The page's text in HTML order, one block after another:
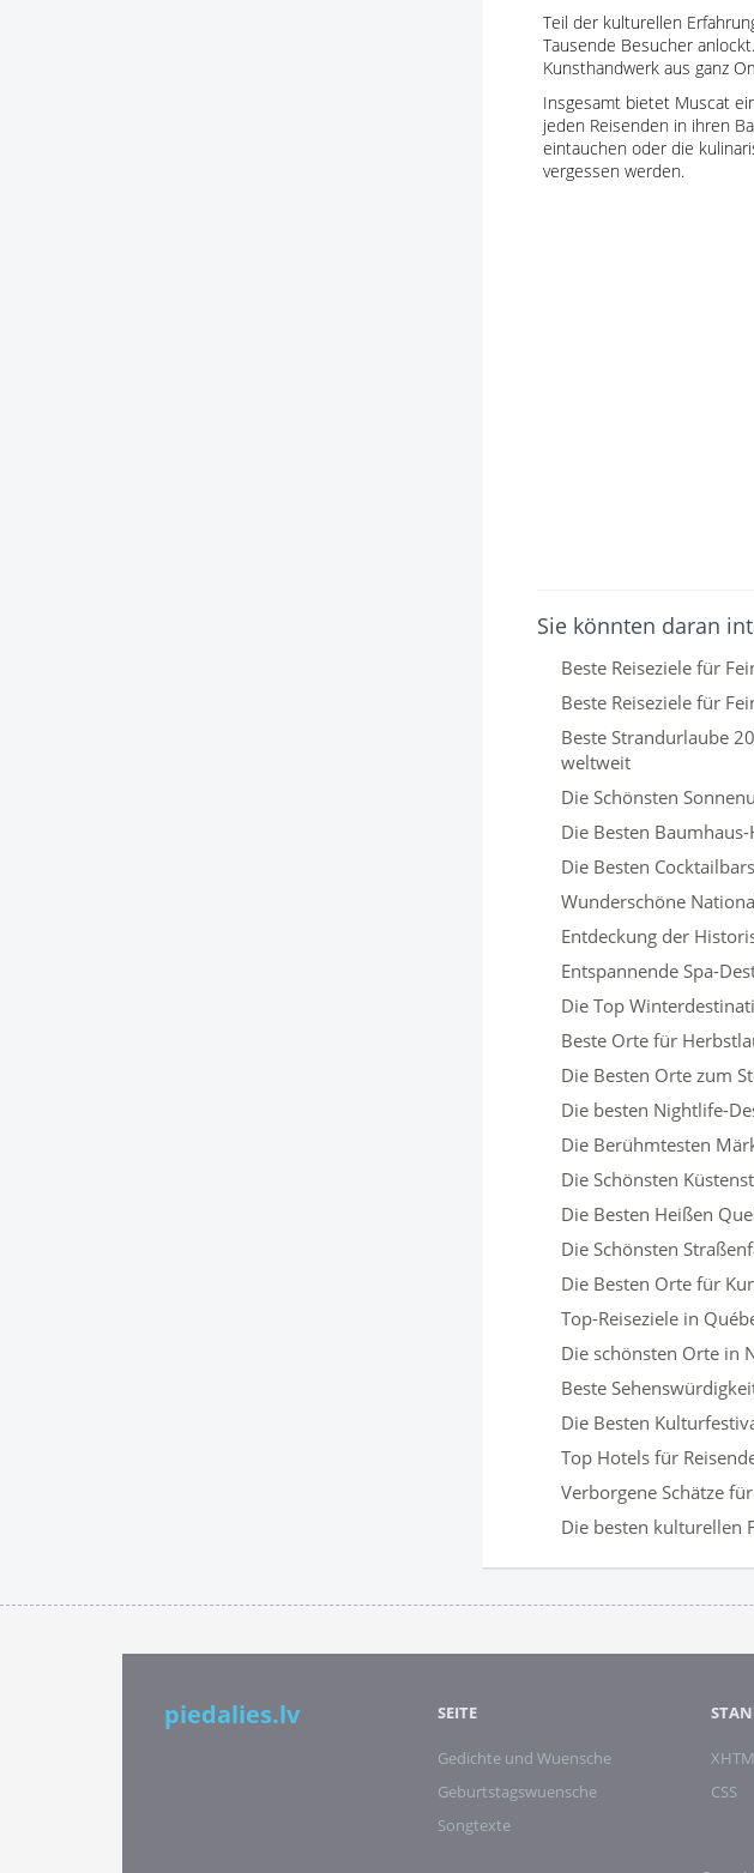
Teil der kulturellen
Tausende Besucher
Kunsthandwerk aus ganz
Insgesamt bietet Muscat
jeden Reisenden in ihren
eintauchen oder die
vergessen werden.
Sie könnten daran
Beste Reiseziele für
Beste Reiseziele für
Beste Strandurlaube
weltweit
Die Schönsten
Die Besten
Die Besten
Wunderschöne
Entdeckung der
Entspannende Spa-
Die Top
Beste Orte für
Die Besten Orte zum
Die besten Nightlife-
Die Berühmtesten
Die Schönsten
Die Besten Heißen
Die Schönsten
Die Besten Orte für
Top-Reiseziele in
Die schönsten Orte in
Beste
Die Besten
Top Hotels für
Verborgene Schätze
Die besten kulturellen
piedalies.lv SEITE
Gedichte und Wuensche
Geburtstagswuensche
Songtexte
CSS